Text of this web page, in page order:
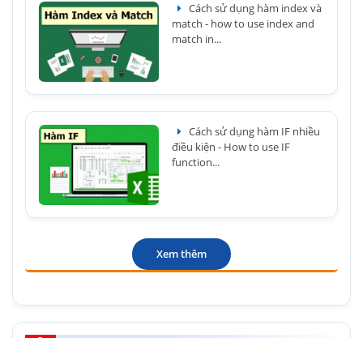
Cách sử dụng hàm index và
match - how to use index and
match in...
Cách sử dụng hàm IF nhiều
điều kiện - How to use IF
function...
Xem thêm